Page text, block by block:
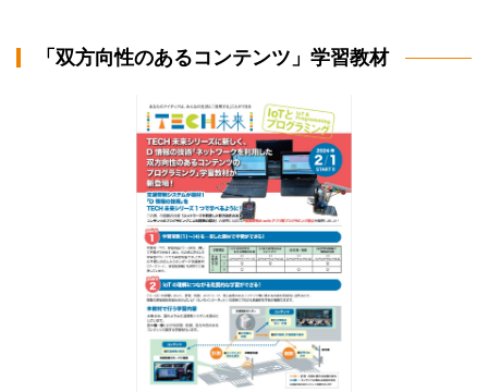
「双方向性のあるコンテンツ」学習教材